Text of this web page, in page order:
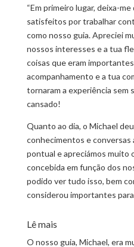
“Em primeiro lugar, deixa-
satisfeitos por trabalhar
como nosso guia. Apreciei
nossos interesses e a tua
coisas que eram
acompanhamento e a tua
tornaram a experiência sem
cansado!
Quanto ao dia, o Michael
conhecimentos e conversas
pontual e apreciámos muito
concebida em função dos
podido ver tudo isso, bem
considerou importantes
Lê mais
O nosso guia, Michael, era